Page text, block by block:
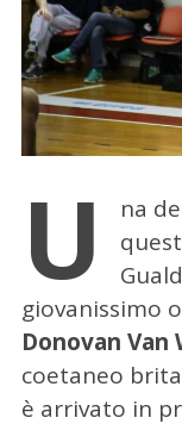
U
na
giovanissimo
Donovan Van
coetaneo
è arrivato in